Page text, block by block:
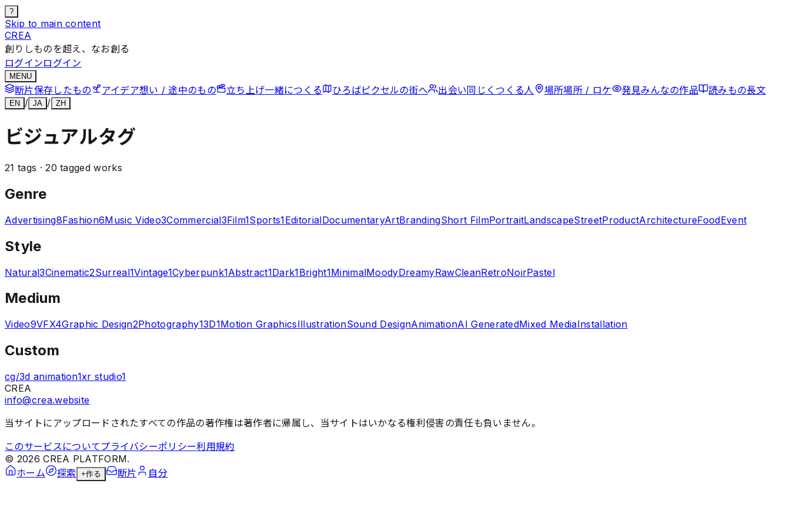
?
Skip to main content
CREA
創りしものを超え、なお創る
ログインログイン
MENU
断片保存したもの アイデア想い / 途中のもの 立ち上げ一緒につくる ひろばピクセルの街へ 出会い同じくつくる人 場所場所 / ロケ 発見みんなの作品 読みもの長文
EN / JA / ZH
ビジュアルタグ
21 tags ·20 tagged works
Genre
Advertising8Fashion6Music Video3Commercial3Film1Sports1EditorialDocumentaryArtBrandingShort FilmPortraitLandscapeStreetProductArchitectureFoodEvent
Style
Natural3Cinematic2Surreal1Vintage1Cyberpunk1Abstract1Dark1Bright1MinimalMoodyDreamyRawCleanRetroNoirPastel
Medium
Video9VFX4Graphic Design2Photography13D1Motion GraphicsIllustrationSound DesignAnimationAI GeneratedMixed MediaInstallation
Custom
cg/3d animation1xr studio1
CREA
info@crea.website
当サイトにアップロードされたすべての作品の著作権は著作者に帰属し、当サイトはいかなる権利侵害の責任も負いません。
このサービスについて プライバシーポリシー利用規約
© 2026 CREA PLATFORM.
ホーム
探索 +作る 断片 自分